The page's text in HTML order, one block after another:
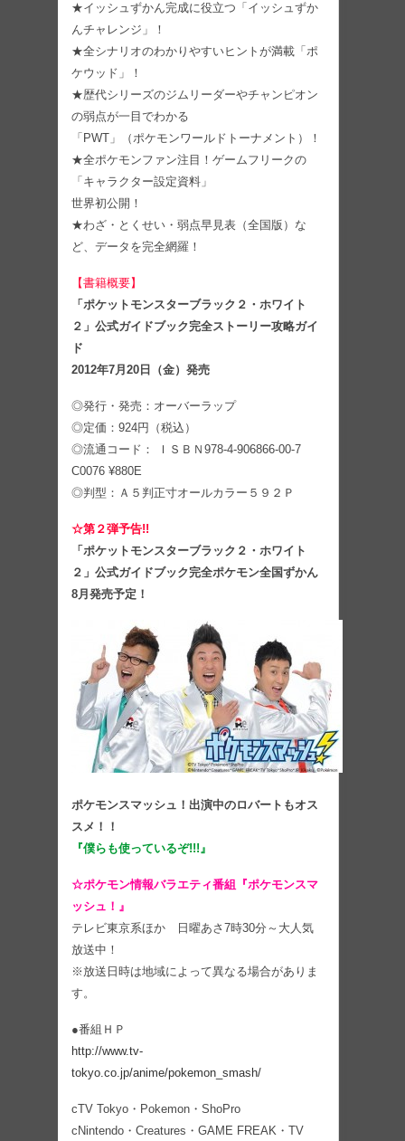
★イッシュずかん完成に役立つ「イッシュずか
んチャレンジ」！
★全シナリオのわかりやすいヒントが満載「ポ
ケウッド」！
★歴代シリーズのジムリーダーやチャンピオン
の弱点が一目でわかる
「PWT」（ポケモンワールドトーナメント）！
★全ポケモンファン注目！ゲームフリークの
「キャラクター設定資料」
世界初公開！
★わざ・とくせい・弱点早見表（全国版）な
ど、データを完全網羅！
【書籍概要】
「ポケットモンスターブラック２・ホワイト
２」公式ガイドブック完全ストーリー攻略ガイ
ド
2012年7月20日（金）発売
◎発行・発売：オーバーラップ
◎定価：924円（税込）
◎流通コード： ＩＳＢＮ978-4-906866-00-7
C0076 ¥880E
◎判型：Ａ５判正寸オールカラー５９２Ｐ
☆第２弾予告!!
「ポケットモンスターブラック２・ホワイト
２」公式ガイドブック完全ポケモン全国ずかん
8月発売予定！
ポケモンスマッシュ！出演中のロバートもオス
スメ！！
『僕らも使っているぞ!!!』
☆ポケモン情報バラエティ番組『ポケモンスマ
ッシュ！』
テレビ東京系ほか 日曜あさ7時30分～大人気
放送中！
※放送日時は地域によって異なる場合がありま
す。
●番組ＨＰ
http://www.tv-
tokyo.co.jp/anime/pokemon_smash/
cTV Tokyo・Pokemon・ShoPro
cNintendo・Creatures・GAME FREAK・TV